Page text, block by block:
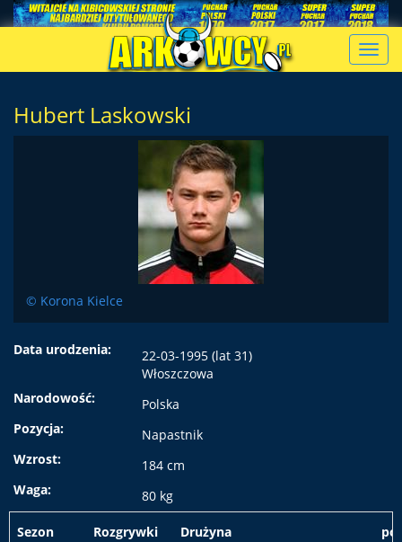
Hubert Laskowski
© Korona Kielce
Data urodzenia:
22-03-1995 (lat 31)
Włoszczowa
Narodowość:
Polska
Pozycja:
Napastnik
Wzrost:
184 cm
Waga:
80 kg
Sezon Rozgrywki Drużyna